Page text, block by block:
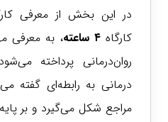
در این بخش از معرفی
کارگاه۴ ساعته
، به معرفی
روان‌درمانی پرداخته
درمانی به رابطه‌ای گفته
مراجع شکل می‌گیرد و بر پایه